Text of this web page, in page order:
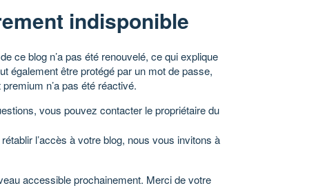
indisponible
ce blog n’a pas été renouvelé, ce qui explique
également être protégé par un mot de passe,
n’a pas été réactivé.
vous pouvez contacter le propriétaire du
l’accès à votre blog, nous vous invitons à
accessible prochainement. Merci de votre